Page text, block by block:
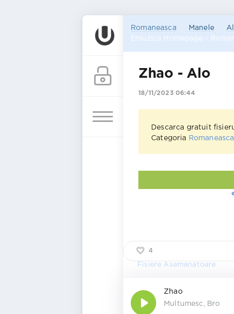
Romaneasca Manele
Emuzica Homepage
Zhao - Alo
18/11/2023 06:44
Descarca gratuit
Categoria
Romaneasca
4
Fisiere Asemanatoare
Zhao
Multumesc, Bro